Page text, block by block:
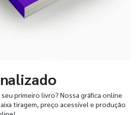
primeiro livro? Nossa gráfica online
tiragem, preço acessível e produção